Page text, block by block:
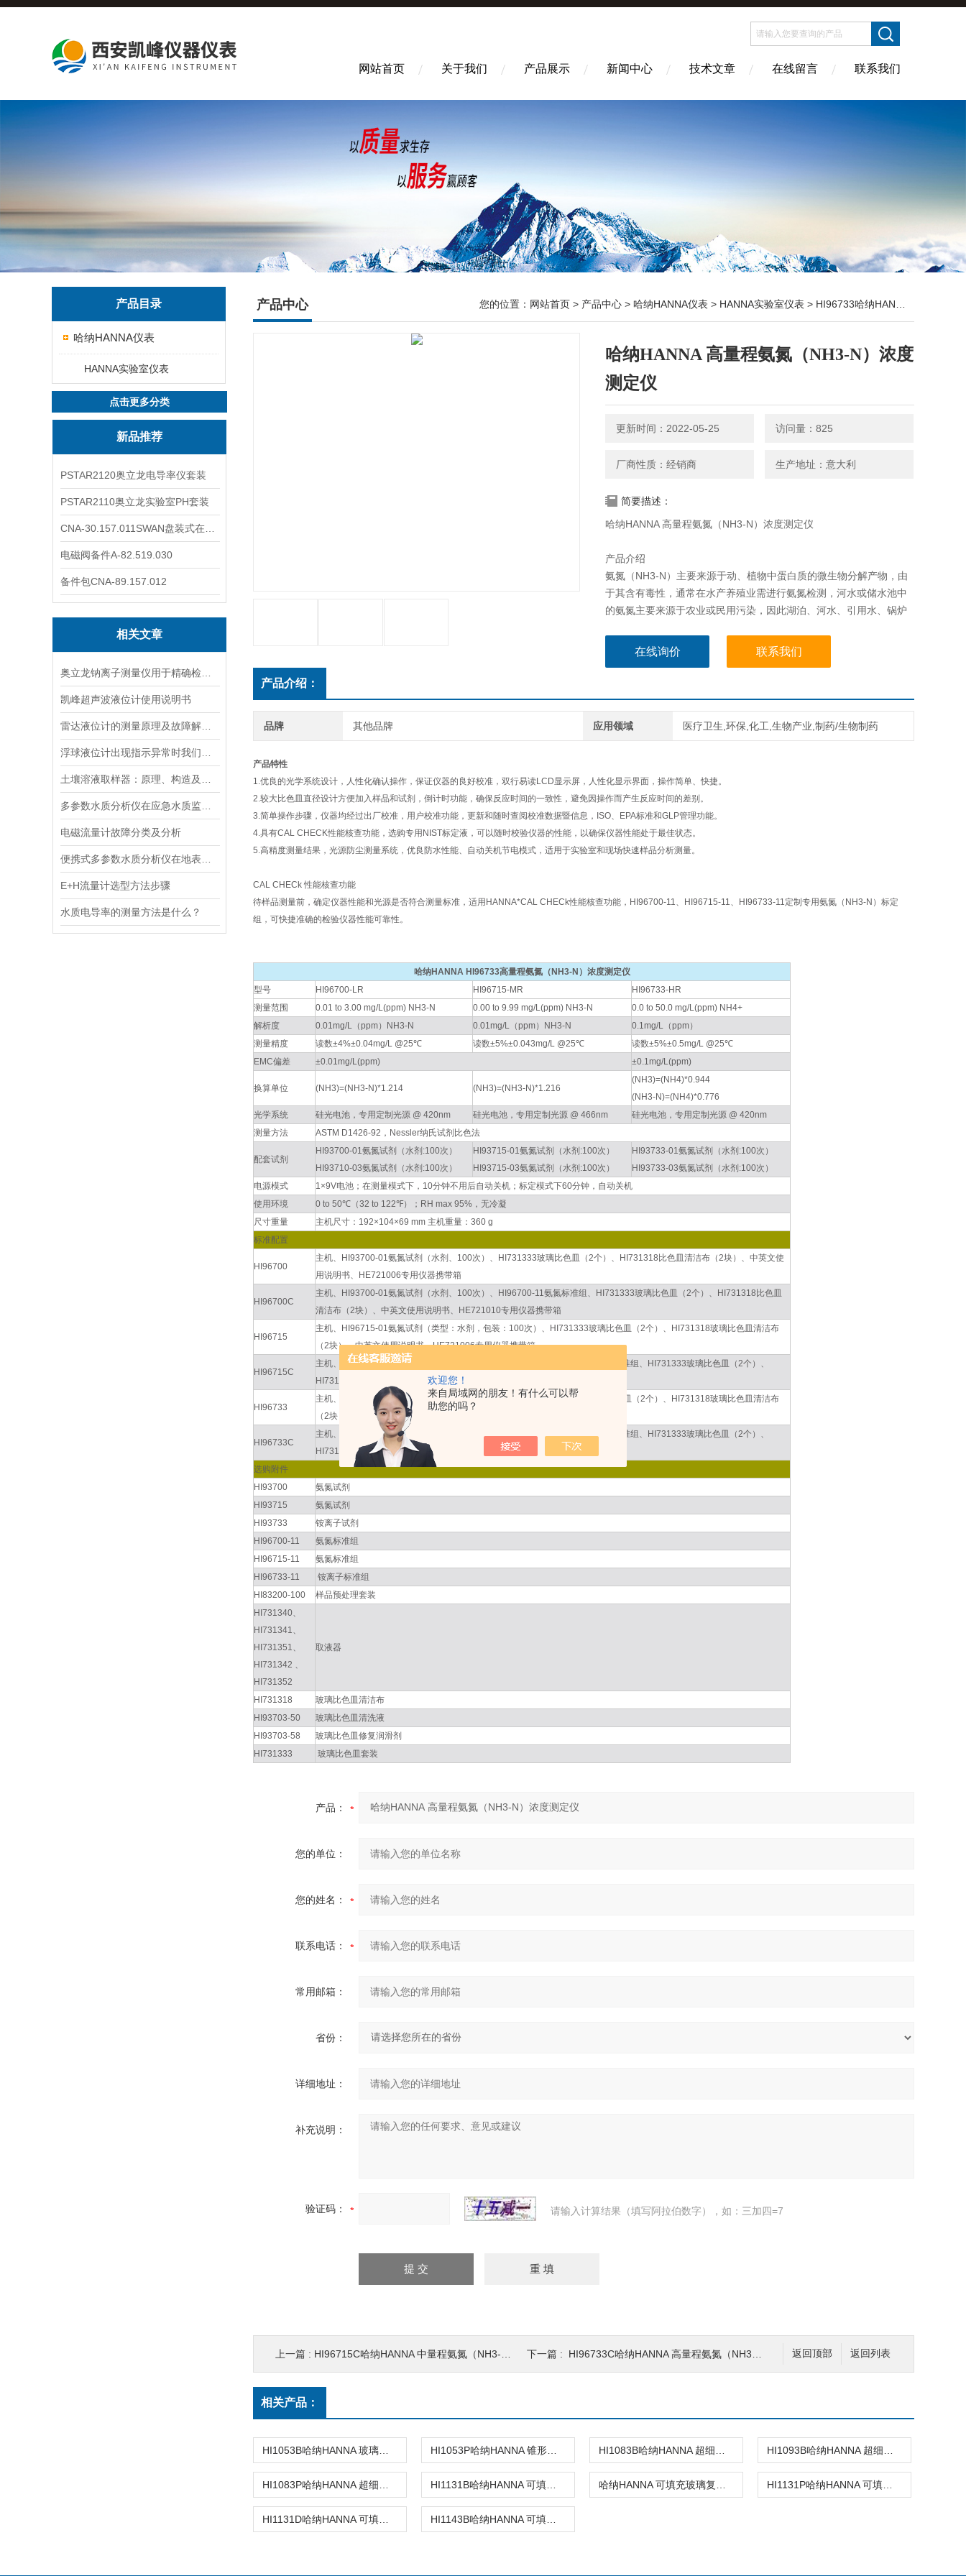
欢迎您！
来自局域网的朋友！有什么可以帮
助您的吗？
网站首页 关于我们 产品展示 新闻中心 技术文章 在线留言 联系我们
产品目录
哈纳HANNA仪表
HANNA实验室仪表
点击更多分类
新品推荐
PSTAR2120奥立龙电导率仪套装
PSTAR2110奥立龙实验室PH套装
电磁阀备件A-82.519.030
备件包CNA-89.157.012
相关文章
凯峰超声波液位计使用说明书
电磁流量计故障分类及分析
E+H流量计选型方法步骤
水质电导率的测量方法是什么？
产品中心 您的位置： 网站首页 > 产品中心 > 哈纳HANNA仪表 > HANNA实验室仪表 > HI96733哈纳HANNA 高量程氨氮（NH3-N）浓度测定仪
哈纳HANNA 高量程氨氮（NH3-N）浓度
测定仪
更新时间：2022-05-25 访问量：825
厂商性质：经销商 生产地址：意大利
简要描述：
哈纳HANNA 高量程氨氮（NH3-N）浓度测定仪
产品介绍
氨氮（NH3-N）主要来源于动、植物中蛋白质的微生物分解产物，由
于其含有毒性，通常在水产养殖业需进行氨氮检测，河水或储水池中
的氨氮主要来源于农业或民用污染，因此湖泊、河水、引用水、锅炉
0.1mg/L，通常仅有0.5mg/L。
在线询价 联系我们
产品介绍：
品牌 其他品牌 应用领域 医疗卫生,环保,化工,生物产业,制药/生物制药
产品特性
1.优良的光学系统设计，人性化确认操作，保证仪器的良好校准，双行易读LCD显示屏，人性化显示界面，操作简单、快捷。
2.较大比色皿直径设计方便加入样品和试剂，倒计时功能，确保反应时间的一致性，避免因操作而产生反应时间的差别。
3.简单操作步骤，仪器均经过出厂校准，用户校准功能，更新和随时查阅校准数据暨信息，ISO、EPA标准和GLP管理功能。
4.具有CAL CHECK性能核查功能，选购专用NIST标定液，可以随时校验仪器的性能，以确保仪器性能处于最佳状态。
5.高精度测量结果，光源防尘测量系统，优良防水性能、自动关机节电模式，适用于实验室和现场快速样品分析测量。
CAL CHECk 性能核查功能
待样品测量前，确定仪器性能和光源是否符合测量标准，适用HANNA*CAL CHECk性能核查功能，HI96700-11、HI96715-11、HI96733-11定制专用氨氮（NH3-N）标定
组，可快捷准确的检验仪器性能可靠性。
哈纳HANNA HI96733高量程氨氮（NH3-N）浓度测定仪
型号
HI96700-LR HI96715-MR
HI96733-HR
测量范围
0.01 to 3.00 mg/L(ppm) NH3-N 0.00 to 9.99 mg/L(ppm) NH3-N
0.0 to 50.0 mg/L(ppm) NH4+
解析度
0.01mg/L（ppm）NH3-N 0.01mg/L（ppm）NH3-N
0.1mg/L（ppm）
测量精度
读数±4%±0.04mg/L @25℃ 读数±5%±0.043mg/L @25℃
读数±5%±0.5mg/L @25℃
EMC偏差
±0.01mg/L(ppm) ±0.1mg/L(ppm)
换算单位 (NH3)=(NH3-N)*1.214 (NH3)=(NH3-N)*1.216
(NH3)=(NH4)*0.944
(NH3-N)=(NH4)*0.776
光学系统
硅光电池，专用定制光源 @ 420nm 硅光电池，专用定制光源 @ 466nm
硅光电池，专用定制光源 @ 420nm
测量方法
ASTM D1426-92，Nessler纳氏试剂比色法
配套试剂
HI93700-01氨氮试剂（水剂:100次）
HI93710-03氨氮试剂（水剂:100次）
HI93715-01氨氮试剂（水剂:100次）
HI93715-03氨氮试剂（水剂:100次）
HI93733-01氨氮试剂（水剂:100次）
HI93733-03氨氮试剂（水剂:100次）
电源模式
1×9V电池；在测量模式下，10分钟不用后自动关机；标定模式下60分钟，自动关机
使用环境
0 to 50℃（32 to 122℉）；RH max 95%，无冷凝
尺寸重量
主机尺寸：192×104×69 mm 主机重量：360 g
标准配置
HI96700
主机、HI93700-01氨氮试剂（水剂、100次）、HI731333玻璃比色皿（2个）、HI731318比色皿清洁布（2块）、中英文使
用说明书、HE721006专用仪器携带箱
HI96700C
主机、HI93700-01氨氮试剂（水剂、100次）、HI96700-11氨氮标准组、HI731333玻璃比色皿（2个）、HI731318比色皿
清洁布（2块）、中英文使用说明书、HE721010专用仪器携带箱
HI96715
主机、HI96715-01氨氮试剂（类型：水剂，包装：100次）、HI731333玻璃比色皿（2个）、HI731318玻璃比色皿清洁布
（2块）、中英文使用说明书、HE721006专用仪器携带箱
HI96715C
主机、HI96715-01氨氮试剂（类型：水剂，包装：100次）、HI96715-11氨氮标准组、HI731333玻璃比色皿（2个）、
HI731318玻璃比色皿清洁布（2块）、中英文使用说明书、HE721010专用携带箱
HI96733
主机、HI96733-01氨氮试剂（类型：水剂，包装：100次）、HI731333玻璃比色皿（2个）、HI731318玻璃比色皿清洁布
（2块）、中英文使用说明书、HE721006专用仪器携带箱
HI96733C
主机、HI96733-01氨氮试剂（类型：水剂，包装：100次）、HI96733-11氨氮标准组、HI731333玻璃比色皿（2个）、
HI731318玻璃比色皿清洁布（2块）、中英文使用说明书、HE721010专用携带箱
选购附件
HI93700
氨氮试剂
HI93715
氨氮试剂
HI93733
铵离子试剂
HI96700-11
氨氮标准组
HI96715-11
氨氮标准组
HI96733-11
铵离子标准组
HI83200-100
样品预处理套装
HI731340、
HI731341、
HI731351、
HI731342 、
HI731352
取液器
HI731318
玻璃比色皿清洁布
HI93703-50
玻璃比色皿清洗液
HI93703-58
玻璃比色皿修复润滑剂
HI731333
玻璃比色皿套装
产品：
您的单位：
您的姓名：
联系电话：
常用邮箱：
省份：
详细地址：
补充说明：
验证码： 请输入计算结果（填写阿拉伯数字），如：三加四=7
返回列表
返回顶部
上一篇 : HI96715C哈纳HANNA 中量程氨氮（NH3-N）浓度测定仪 下一篇 : HI96733C哈纳HANNA 高量程氨氮（NH3-N）浓度测定仪
相关产品：